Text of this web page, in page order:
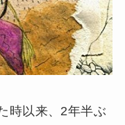
時以来、2年半ぶ